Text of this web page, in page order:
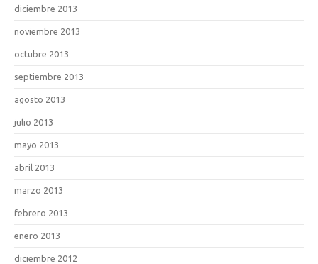
diciembre 2013
noviembre 2013
octubre 2013
septiembre 2013
agosto 2013
julio 2013
mayo 2013
abril 2013
marzo 2013
febrero 2013
enero 2013
diciembre 2012